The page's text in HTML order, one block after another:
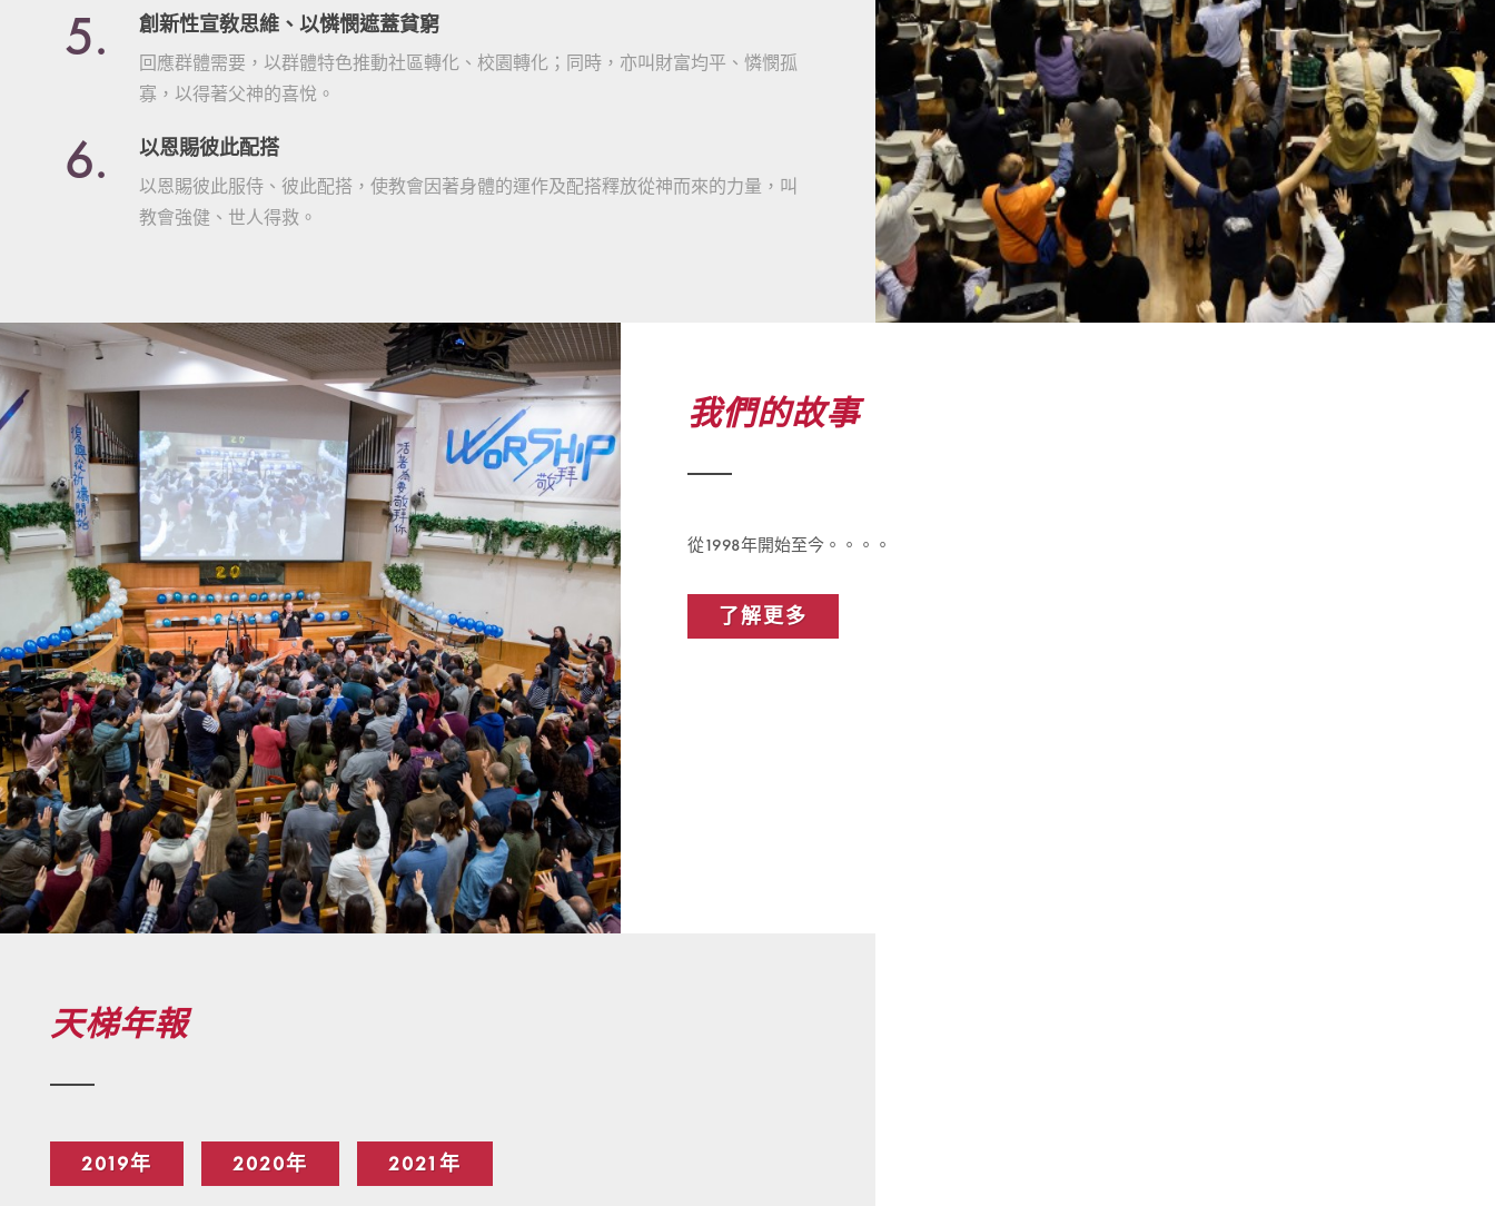
5. 創新性宣敎思維、以憐憫遮蓋貧窮
回應群體需要，以群體特色推動社區轉化、校園轉化；同時，亦叫財富均平、憐憫孤
寡，以得著父神的喜悅。
6. 以恩賜彼此配搭
以恩賜彼此服侍、彼此配搭，使教會因著身體的運作及配搭釋放從神而來的力量，叫
教會強健、世人得救。
我們的故事
從1998年開始至今。。。。
了解更多
天梯年報
2019年 2020年 2021年